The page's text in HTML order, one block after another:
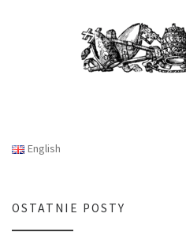
English
OSTATNIE POSTY